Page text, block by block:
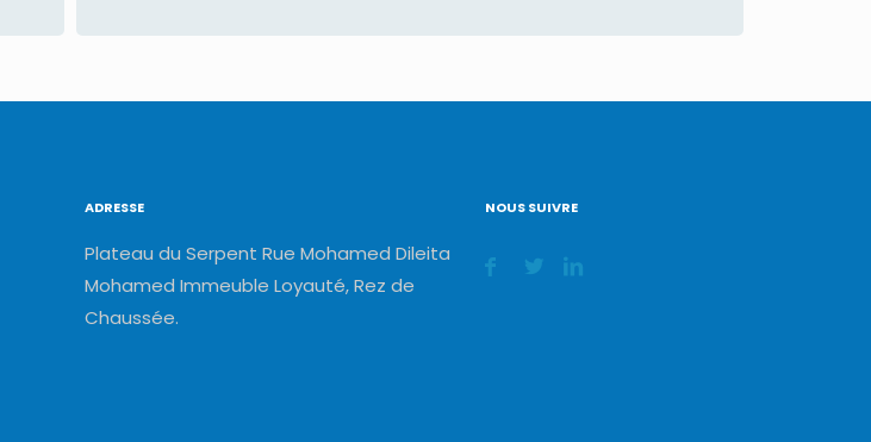
ADRESSE
Plateau du Serpent Rue Mohamed Dileita
Mohamed Immeuble Loyauté, Rez de
Chaussée.
NOUS SUIVRE